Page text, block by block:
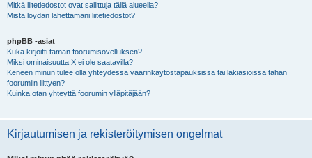
Mitkä liitetiedostot ovat sallittuja tällä alueella?
Mistä löydän lähettämäni liitetiedostot?
phpBB -asiat
Kuka kirjoitti tämän foorumisovelluksen?
Miksi ominaisuutta X ei ole saatavilla?
Keneen minun tulee olla yhteydessä väärinkäytöstapauksissa tai lakiasioissa tähän
foorumiin liittyen?
Kuinka otan yhteyttä foorumin ylläpitäjään?
Kirjautumisen ja rekisteröitymisen ongelmat